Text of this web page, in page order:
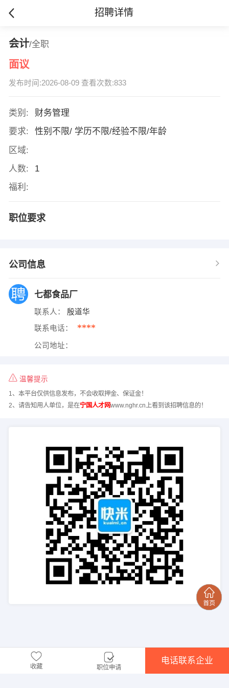
招聘详情
会计/全职
面议
发布时间:2026-08-09 查看次数:833
类别:
财务管理
要求:
性别不限/ 学历不限/经验不限/年龄
区域:
人数:
1
福利:
职位要求
公司信息
七都食品厂
联系人： 殷道华
联系电话： ****
公司地址：
温馨提示
1、本平台仅供信息发布，不会收取押金、保证金！
2、请告知用人单位，是在宁国人才网www.nghr.cn上看到该招聘信息的！
收藏 职位申请
电话联系企业